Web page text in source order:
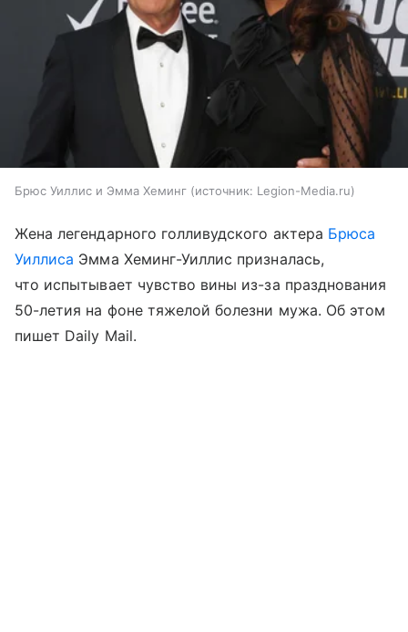
Брюс Уиллис и Эмма Хеминг источник: Legion-Media.ru
Жена легендарного голливудского актера Брюса
Уиллиса Эмма Хеминг-Уиллис призналась,
что испытывает чувство вины из-за празднования
50-летия на фоне тяжелой болезни мужа. Об этом
пишет Daily Mail.